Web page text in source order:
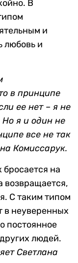
В
и
любовь и
в принципе
ее нет – я не
Но я и один не
все не так
Комиссарук.
на
возвращается,
С таким типом
в неуверенных
постоянное
людей.
Светлана